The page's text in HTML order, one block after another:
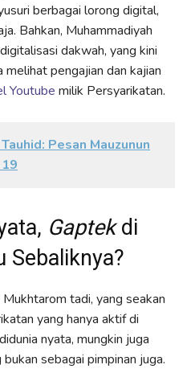
berbagai lorong digital,
Bahkan, Muhammadiyah
dakwah, yang kini
pengajian dan kajian
Youtube milik Persyarikatan.
Pesan Mauzunun
Gaptekdi
Sebaliknya?
tadi, yang seakan
yang hanya aktif di
nyata, mungkin juga
sebagai pimpinan juga.